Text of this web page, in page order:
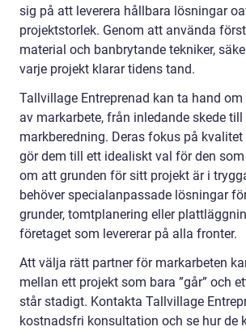
sig på att leverera hållbara lösningar
projektstorlek. Genom att använda
material och banbrytande tekniker,
varje projekt klarar tidens tand.
Tallvillage Entreprenad kan ta hand om
av markarbete, från inledande skede
markberedning. Deras fokus på
gör dem till ett idealiskt val för den
om att grunden för sitt projekt är i
behöver specialanpassade lösningar
grunder, tomtplanering eller
företaget som levererar på alla fronter.
Att välja rätt partner för markarbeten
mellan ett projekt som bara ”går” och
står stadigt. Kontakta Tallvillage
kostnadsfri konsultation och se hur de